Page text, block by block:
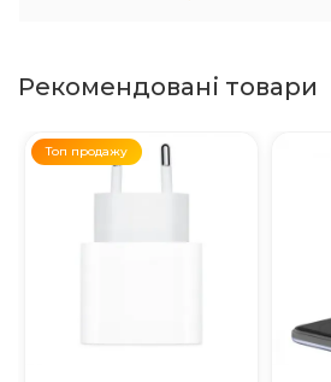
Рекомендовані товари
Топ продажу